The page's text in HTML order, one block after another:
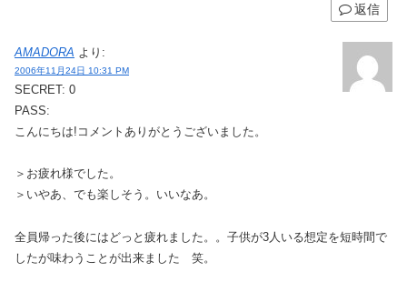
返信
AMADORA より:
2006年11月24日 10:31 PM
SECRET: 0
PASS:
こんにちは!コメントありがとうございました。
＞お疲れ様でした。
＞いやあ、でも楽しそう。いいなあ。
全員帰った後にはどっと疲れました。。子供が3人いる想定を短時間で
したが味わうことが出来ました 笑。